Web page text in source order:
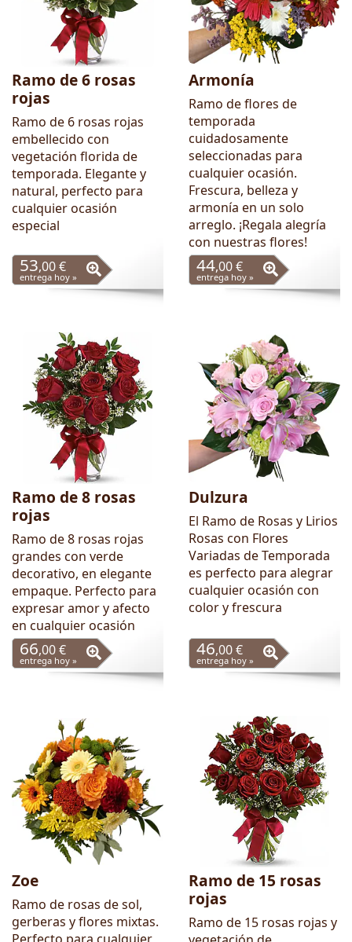
Ramo de 6 rosas
rojas
Ramo de 6 rosas rojas
embellecido con
vegetación florida de
temporada. Elegante y
natural, perfecto para
cualquier ocasión
especial
53,00 €
entrega hoy »
Armonía
Ramo de flores de
temporada
cuidadosamente
seleccionadas para
cualquier ocasión.
Frescura, belleza y
armonía en un solo
arreglo. ¡Regala alegría
con nuestras flores!
44,00 €
entrega hoy »
Ramo de 8 rosas
rojas
Ramo de 8 rosas rojas
grandes con verde
decorativo, en elegante
empaque. Perfecto para
expresar amor y afecto
en cualquier ocasión
66,00 €
entrega hoy »
Dulzura
El Ramo de Rosas y Lirios
Rosas con Flores
Variadas de Temporada
es perfecto para alegrar
cualquier ocasión con
color y frescura
46,00 €
entrega hoy »
Zoe
Ramo de rosas de sol,
gerberas y flores mixtas.
Ramo de 15 rosas
rojas
Ramo de 15 rosas rojas y